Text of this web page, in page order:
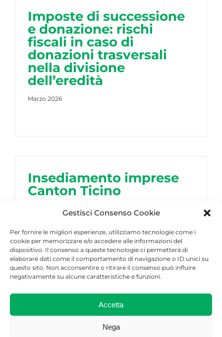
Gestisci Consenso Cookie
Per fornire le migliori esperienze, utilizziamo tecnologie come i
cookie per memorizzare e/o accedere alle informazioni del
dispositivo. Il consenso a queste tecnologie ci permetterà di
elaborare dati come il comportamento di navigazione o ID unici su
questo sito. Non acconsentire o ritirare il consenso può influire
negativamente su alcune caratteristiche e funzioni.
Accetta
Nega
Imposte di successione
e donazione: rischi
fiscali in caso di
donazioni trasversali
nella divisione
dell’eredità
Marzo 2026
Insediamento imprese
Canton Ticino
CARICA ALTRI ARTICOLI